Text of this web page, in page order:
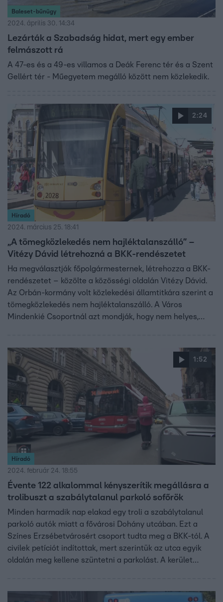
Baleset-bűnügy
2024. április 30. 14:34
Lezárták a Szabadság hidat, mert egy ember
felmászott rá
A 47-es és a 49-es villamos a Deák Ferenc tér és a Szent
Gellért tér - Műegyetem megálló között nem közlekedik.
2:24
Híradó
2024. március 25. 18:41
„A tömegközlekedés nem hajléktalanszálló” –
Vitézy Dávid létrehozná a BKK-rendészetet
Ha megválasztják főpolgármesternek, létrehozza a BKK-
rendészetet – közölte a közösségi oldalán Vitézy Dávid.
Az Orbán-kormány volt közlekedési államtitkára szerint a
tömegközlekedés nem hajléktalanszálló. A Város
Mindenkié Csoportnál azt mondják, hogy nem helyes,
1:52
Híradó
2024. február 24. 18:55
Évente 122 alkalommal kényszerítik megállásra a
trolibuszt a szabálytalanul parkoló sofőrök
Minden harmadik nap elakad egy troli a szabálytalanul
parkoló autók miatt a fővárosi Dohány utcában. Ezt a
Színes Erzsébetvárosért csoport tudta meg a BKK-tól. A
civilek petíciót indítottak, mert szerintük az utca egyik
oldalán meg kellene szüntetni a parkolást. A kerület